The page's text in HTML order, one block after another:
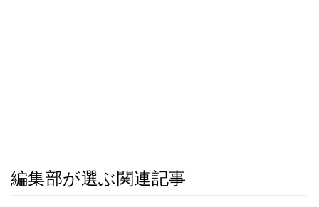
編集部が選ぶ関連記事